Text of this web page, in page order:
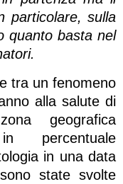
particolare, sulla
quanto basta nel
tra un fenomeno
alla salute di
geografica
percentuale
in una data
state svolte